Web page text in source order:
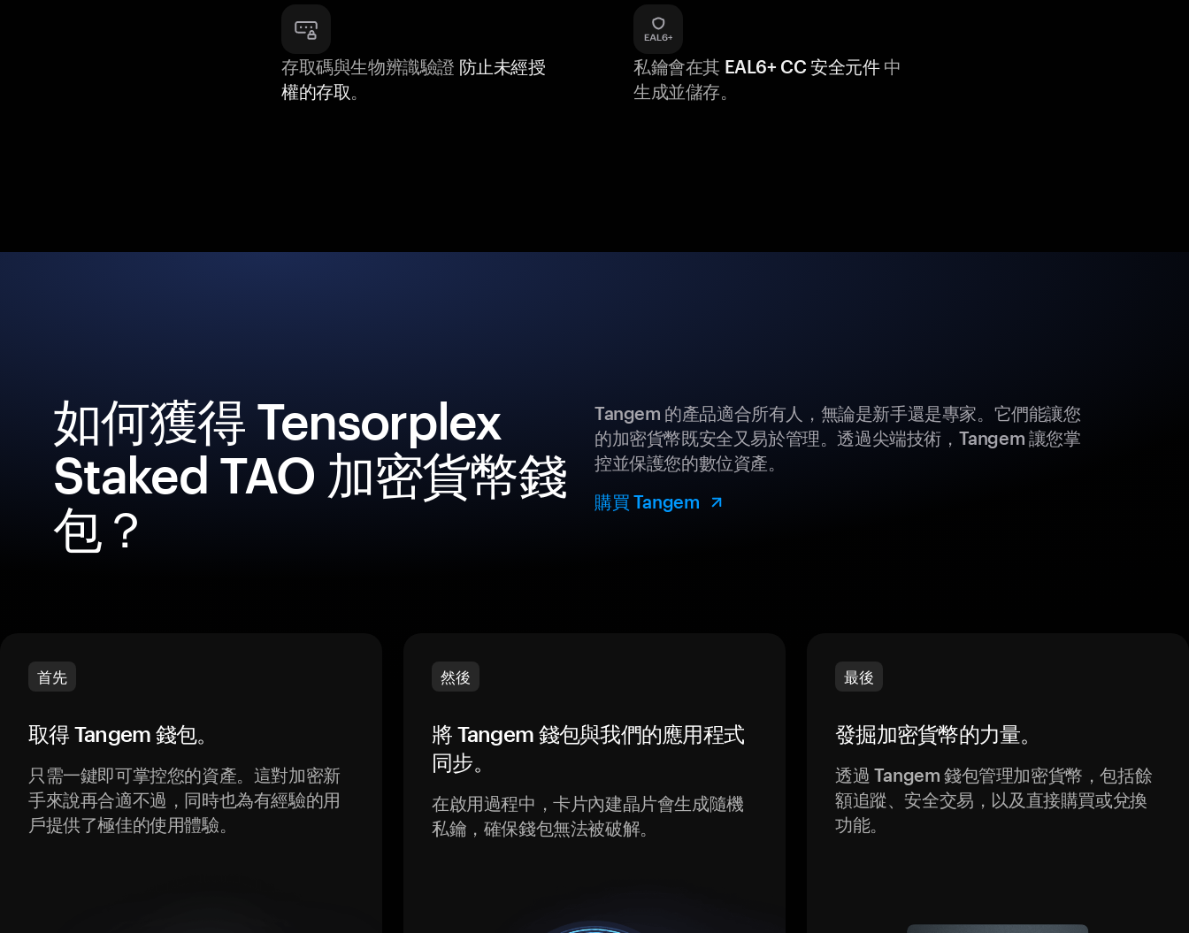
存取碼與生物辨識驗證 防止未經授
權的存取。
私鑰會在其 EAL6+ CC 安全元件中
生成並儲存。
如何獲得 Tensorplex
Staked TAO 加密貨幣錢
包？
Tangem 的產品適合所有人，無論是新手還是專家。它們能讓您
的加密貨幣既安全又易於管理。透過尖端技術，Tangem 讓您掌
控並保護您的數位資產。
購買 Tangem
首先
取得 Tangem 錢包。
只需一鍵即可掌控您的資產。這對加密新
手來說再合適不過，同時也為有經驗的用
戶提供了極佳的使用體驗。
然後
將 Tangem 錢包與我們的應用程式
同步。
在啟用過程中，卡片內建晶片會生成隨機
私鑰，確保錢包無法被破解。
最後
發掘加密貨幣的力量。
透過 Tangem 錢包管理加密貨幣，包括餘
額追蹤、安全交易，以及直接購買或兌換
功能。